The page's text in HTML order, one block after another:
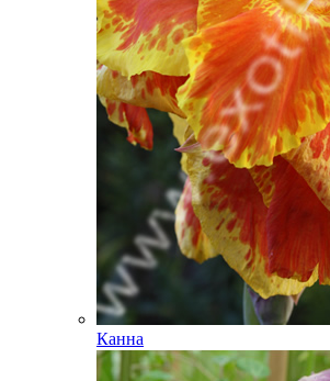
Канна